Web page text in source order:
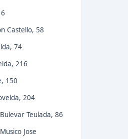
Castello, 58
74
216
150
204
Teulada, 86
Jose